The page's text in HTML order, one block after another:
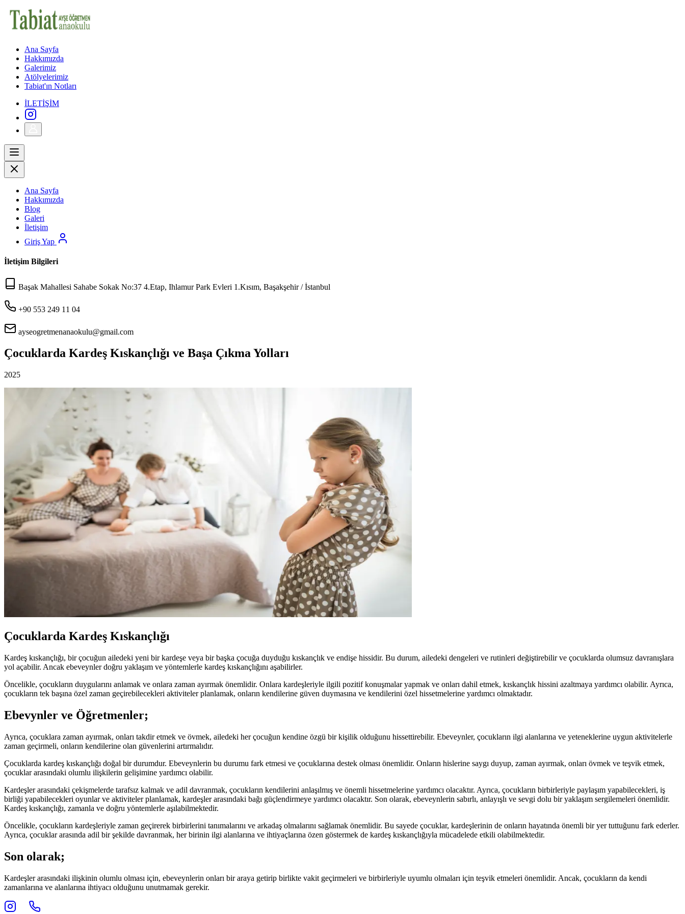
Ana Sayfa
Hakkımızda
Galerimiz
Atölyelerimiz
Tabiat'ın Notları
İLETİŞİM
Ana Sayfa
Hakkımızda
Blog
Galeri
İletişim
Giriş Yap
İletişim Bilgileri
Başak Mahallesi Sahabe Sokak No:37 4.Etap, Ihlamur Park Evleri 1.Kısım, Başakşehir / İstanbul
+90 553 249 11 04
ayseogretmenanaokulu@gmail.com
Çocuklarda Kardeş Kıskançlığı ve Başa Çıkma Yolları
2025
Çocuklarda Kardeş Kıskançlığı
Kardeş kıskançlığı, bir çocuğun ailedeki yeni bir kardeşe veya bir başka çocuğa duyduğu kıskançlık ve endişe hissidir. Bu durum, ailedeki dengeleri ve rutinleri değiştirebilir ve çocuklarda olumsuz davranışlara
yol açabilir. Ancak ebeveynler doğru yaklaşım ve yöntemlerle kardeş kıskançlığını aşabilirler.
Öncelikle, çocukların duygularını anlamak ve onlara zaman ayırmak önemlidir. Onlara kardeşleriyle ilgili pozitif konuşmalar yapmak ve onları dahil etmek, kıskançlık hissini azaltmaya yardımcı olabilir. Ayrıca,
çocukların tek başına özel zaman geçirebilecekleri aktiviteler planlamak, onların kendilerine güven duymasına ve kendilerini özel hissetmelerine yardımcı olmaktadır.
Ebevynler ve Öğretmenler;
Ayrıca, çocuklara zaman ayırmak, onları takdir etmek ve övmek, ailedeki her çocuğun kendine özgü bir kişilik olduğunu hissettirebilir. Ebeveynler, çocukların ilgi alanlarına ve yeteneklerine uygun aktivitelerle
zaman geçirmeli, onların kendilerine olan güvenlerini artırmalıdır.
Çocuklarda kardeş kıskançlığı doğal bir durumdur. Ebeveynlerin bu durumu fark etmesi ve çocuklarına destek olması önemlidir. Onların hislerine saygı duyup, zaman ayırmak, onları övmek ve teşvik etmek,
çocuklar arasındaki olumlu ilişkilerin gelişimine yardımcı olabilir.
Kardeşler arasındaki çekişmelerde tarafsız kalmak ve adil davranmak, çocukların kendilerini anlaşılmış ve önemli hissetmelerine yardımcı olacaktır. Ayrıca, çocukların birbirleriyle paylaşım yapabilecekleri, iş
birliği yapabilecekleri oyunlar ve aktiviteler planlamak, kardeşler arasındaki bağı güçlendirmeye yardımcı olacaktır. Son olarak, ebeveynlerin sabırlı, anlayışlı ve sevgi dolu bir yaklaşım sergilemeleri önemlidir.
Kardeş kıskançlığı, zamanla ve doğru yöntemlerle aşılabilmektedir.
Öncelikle, çocukların kardeşleriyle zaman geçirerek birbirlerini tanımalarını ve arkadaş olmalarını sağlamak önemlidir. Bu sayede çocuklar, kardeşlerinin de onların hayatında önemli bir yer tuttuğunu fark ederler.
Ayrıca, çocuklar arasında adil bir şekilde davranmak, her birinin ilgi alanlarına ve ihtiyaçlarına özen göstermek de kardeş kıskançlığıyla mücadelede etkili olabilmektedir.
Son olarak;
Kardeşler arasındaki ilişkinin olumlu olması için, ebeveynlerin onları bir araya getirip birlikte vakit geçirmeleri ve birbirleriyle uyumlu olmaları için teşvik etmeleri önemlidir. Ancak, çocukların da kendi
zamanlarına ve alanlarına ihtiyacı olduğunu unutmamak gerekir.